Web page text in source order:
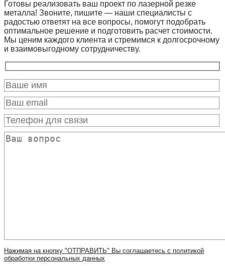
Готовы реализовать ваш проект по лазерной резке
металла! Звоните, пишите — наши специалисты с
радостью ответят на все вопросы, помогут подобрать
оптимальное решение и подготовить расчет стоимости.
Мы ценим каждого клиента и стремимся к долгосрочному
и взаимовыгодному сотрудничеству.
Нажимая на кнопку "ОТПРАВИТЬ" Вы соглашаетесь с политикой
обработки персональных данных